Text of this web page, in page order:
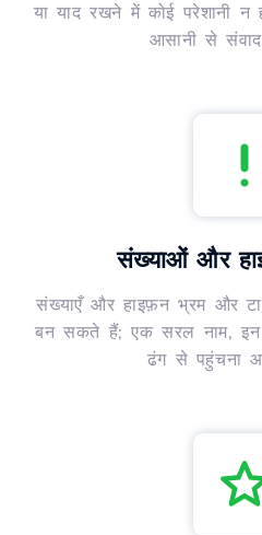
या याद रखने में कोई परेशानी
आसानी से
संख्याओं और
संख्याएँ और हाइफ़न भ्रम और
बन सकते हैं; एक सरल नाम, इन
ढंग से पहुंचना